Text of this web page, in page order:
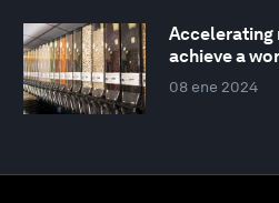
Accelerating
achieve a
08 ene 2024